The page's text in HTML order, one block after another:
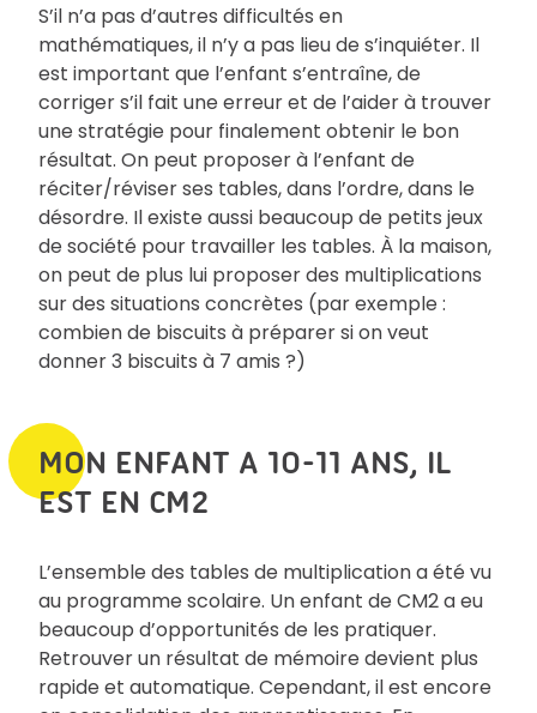
S’il n’a pas d’autres difficultés en
mathématiques, il n’y a pas lieu de s’inquiéter. Il
est important que l’enfant s’entraîne, de
corriger s’il fait une erreur et de l’aider à trouver
une stratégie pour finalement obtenir le bon
résultat. On peut proposer à l’enfant de
réciter/réviser ses tables, dans l’ordre, dans le
désordre. Il existe aussi beaucoup de petits jeux
de société pour travailler les tables. À la maison,
on peut de plus lui proposer des multiplications
sur des situations concrètes (par exemple :
combien de biscuits à préparer si on veut
donner 3 biscuits à 7 amis ?)
MON ENFANT A 10-11 ANS, IL
EST EN CM2
L’ensemble des tables de multiplication a été vu
au programme scolaire. Un enfant de CM2 a eu
beaucoup d’opportunités de les pratiquer.
Retrouver un résultat de mémoire devient plus
rapide et automatique. Cependant, il est encore